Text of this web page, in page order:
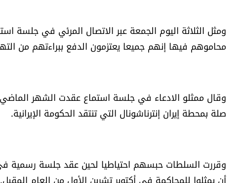
ومثل الثلاثة اليوم الجمعة عبر الاتصال المرئي في
محاموهم فيها إنهم جميعا يعتزمون الدفع ببراءتهم من
وقال ممثلو الادعاء في جلسة استماع عقدت الشهر
صلة بمحطة إيران إنترناشونال التي تنتقد الحكومة الإيرانية.